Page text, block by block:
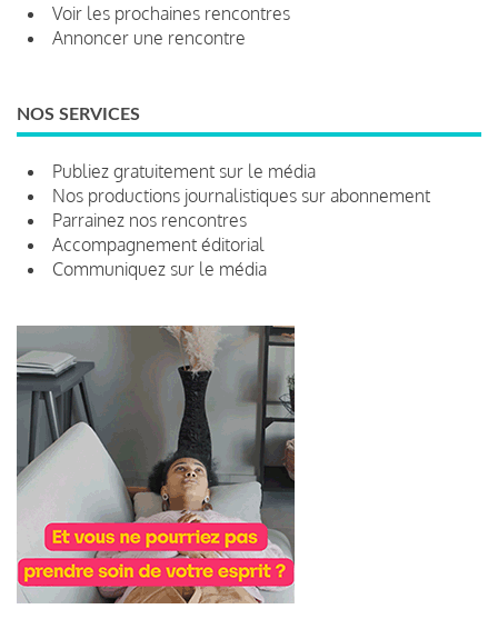
Voir les prochaines rencontres
Annoncer une rencontre
NOS SERVICES
Publiez gratuitement sur le média
Nos productions journalistiques sur abonnement
Parrainez nos rencontres
Accompagnement éditorial
Communiquez sur le média